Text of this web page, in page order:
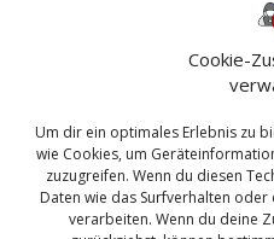
Cookie-
Um dir ein optimales Erlebnis zu
wie Cookies, um
zuzugreifen. Wenn du diesen
Daten wie das Surfverhalten
verarbeiten. Wenn du deine
Exchange
Sanierung SBS
Sicherung SIEM
Update Upgrade
VMWare VPN